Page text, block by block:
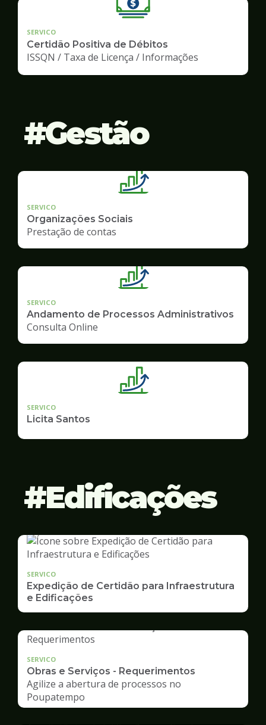
SERVICO
Certidão Positiva de Débitos
ISSQN / Taxa de Licença / Informações
Gestão
SERVICO
Organizações Sociais
Prestação de contas
SERVICO
Andamento de Processos Administrativos
Consulta Online
SERVICO
Licita Santos
Edificações
SERVICO
Expedição de Certidão para Infraestrutura
e Edificações
SERVICO
Obras e Serviços - Requerimentos
Agilize a abertura de processos no
Poupatempo